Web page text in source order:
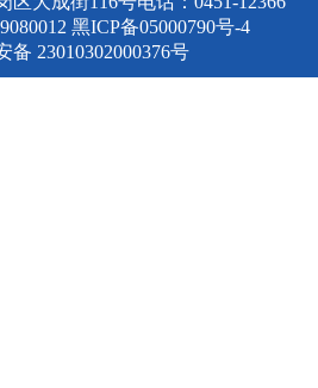
黑ICP备05000790号-4
备 23010302000376号